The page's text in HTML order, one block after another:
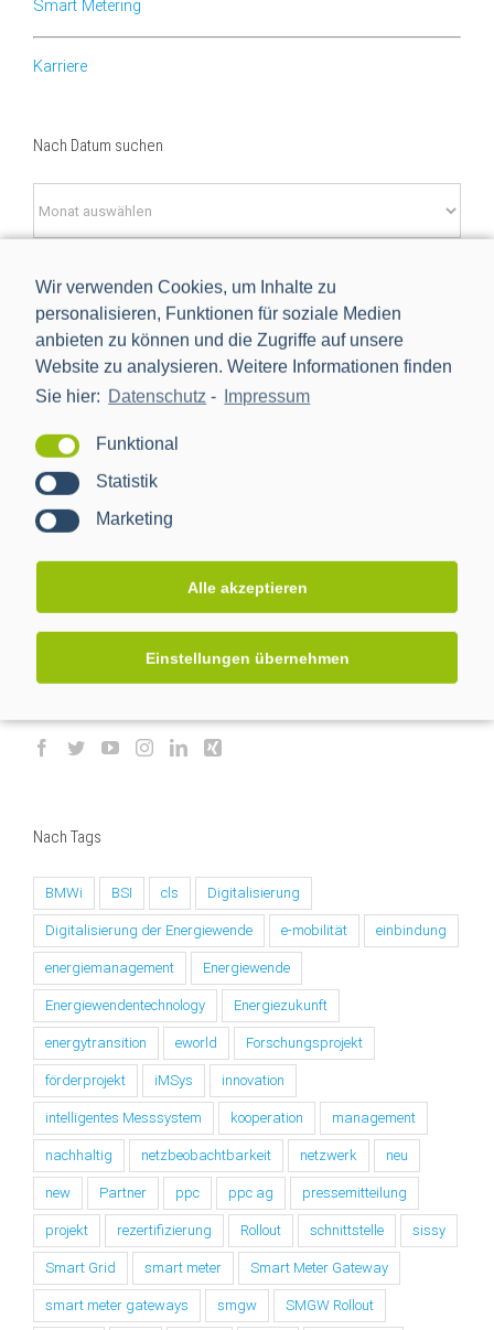
Wir verwenden Cookies, um Inhalte zu
personalisieren, Funktionen für soziale Medien
anbieten zu können und die Zugriffe auf unsere
Website zu analysieren. Weitere Informationen finden
Sie hier: Datenschutz - Impressum
Funktional
Statistik
Marketing
Alle akzeptieren
Einstellungen übernehmen
Smart Metering
Karriere
Nach Datum suchen
Datum
Newsletteranmeldung
Ja, ich möchte mich kostenlos für den PPC-Newsletter
registrieren und regelmäßig über News aus der Branche
und dem Hause PPC informiert werden. Die Hinweise zum
Datenschutzhabe ich gelesen. Sie können sich jederzeit
wieder von unserem Newsletter abmelden.
Nach Tags
BMWi BSI cls Digitalisierung
Digitalisierung der Energiewende e-mobilität einbindung
energiemanagement Energiewende
Energiewendentechnology Energiezukunft
energytransition eworld Forschungsprojekt
förderprojekt iMSys innovation
intelligentes Messsystem kooperation management
nachhaltig netzbeobachtbarkeit netzwerk neu
new Partner ppc ppc ag pressemitteilung
projekt rezertifizierung Rollout schnittstelle sissy
Smart Grid smart meter Smart Meter Gateway
smart meter gateways smgw SMGW Rollout